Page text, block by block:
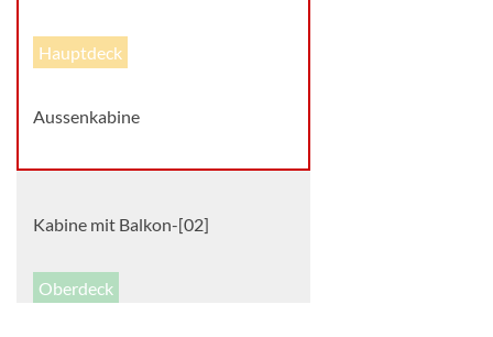
Hauptdeck
Aussenkabine
Kabine mit Balkon-[02]
Oberdeck